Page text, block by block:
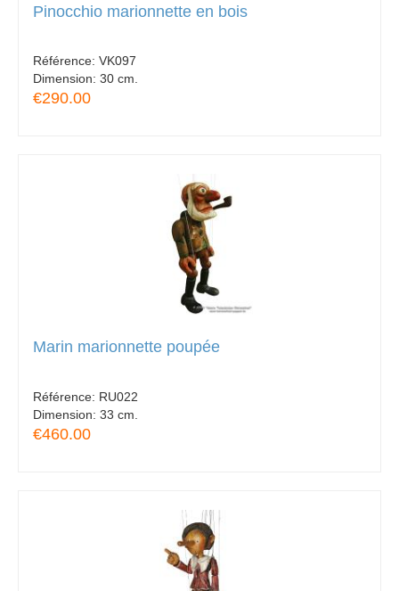
Pinocchio marionnette en bois
Référence: VK097
Dimension: 30 cm.
€290.00
Marin marionnette poupée
Référence: RU022
Dimension: 33 cm.
€460.00